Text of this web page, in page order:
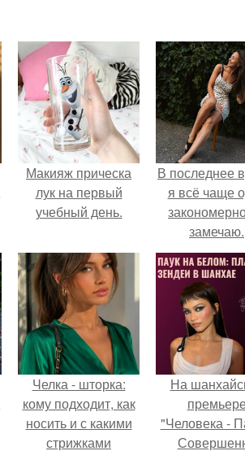
Макияж прическа
лук на первый
учебный день.
В последнее
я всё чаще
замечаю.
Челка - шторка:
кому подходит, как
носить и с какими
стрижками
На
"Человека -